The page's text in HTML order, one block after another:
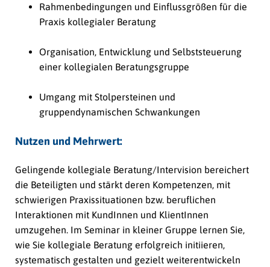
Rahmenbedingungen und Einflussgrößen für die
Praxis kollegialer Beratung
Organisation, Entwicklung und Selbststeuerung
einer kollegialen Beratungsgruppe
Umgang mit Stolpersteinen und
gruppendynamischen Schwankungen
Nutzen und Mehrwert:
Gelingende kollegiale Beratung/Intervision bereichert
die Beteiligten und stärkt deren Kompetenzen, mit
schwierigen Praxissituationen bzw. beruflichen
Interaktionen mit KundInnen und KlientInnen
umzugehen. Im Seminar in kleiner Gruppe lernen Sie,
wie Sie kollegiale Beratung erfolgreich initiieren,
systematisch gestalten und gezielt weiterentwickeln